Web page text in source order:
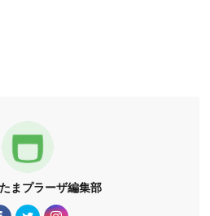
まプラーザ編集部